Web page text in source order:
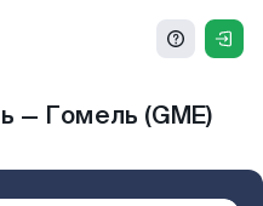
— Гомель (GME)